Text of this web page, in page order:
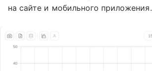
на сайте и мобильного приложения.